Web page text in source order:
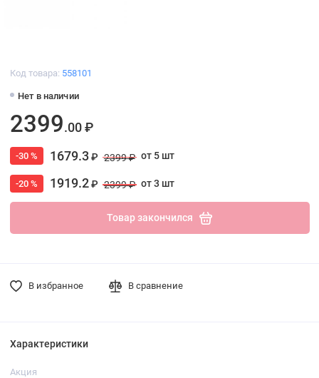
Код товара: 558101
Нет в наличии
2399.00 ₽
-30 % 1679.3₽ 2399 ₽ от 5 шт
-20 % 1919.2₽ 2399 ₽ от 3 шт
Товар закончился
В избранное В сравнение
Характеристики
Акция